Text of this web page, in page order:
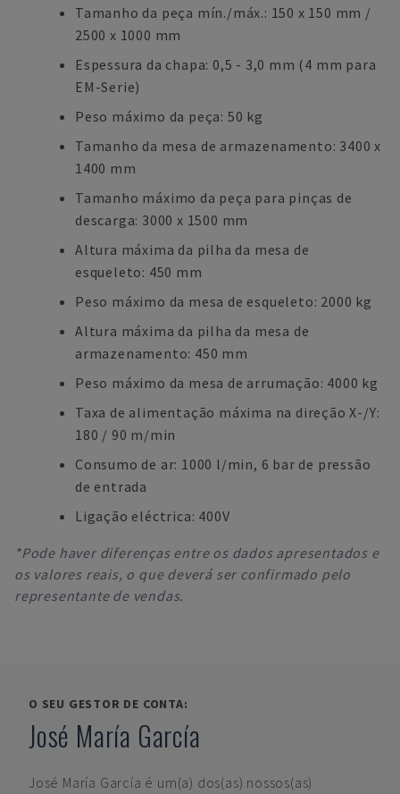
Tamanho da peça mín./máx.: 150 x 150 mm /
2500 x 1000 mm
Espessura da chapa: 0,5 - 3,0 mm (4 mm para
EM-Serie)
Peso máximo da peça: 50 kg
Tamanho da mesa de armazenamento: 3400 x
1400 mm
Tamanho máximo da peça para pinças de
descarga: 3000 x 1500 mm
Altura máxima da pilha da mesa de
esqueleto: 450 mm
Peso máximo da mesa de esqueleto: 2000 kg
Altura máxima da pilha da mesa de
armazenamento: 450 mm
Peso máximo da mesa de arrumação: 4000 kg
Taxa de alimentação máxima na direção X-/Y:
180 / 90 m/min
Consumo de ar: 1000 l/min, 6 bar de pressão
de entrada
Ligação eléctrica: 400V
*Pode haver diferenças entre os dados apresentados e
os valores reais, o que deverá ser confirmado pelo
representante de vendas.
O SEU GESTOR DE CONTA:
José María García
José María García é um(a) dos(as) nossos(as)